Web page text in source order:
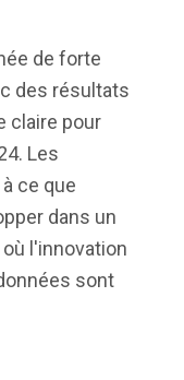
de forte
des résultats
claire pour
Les
ce que
dans un
l'innovation
sont